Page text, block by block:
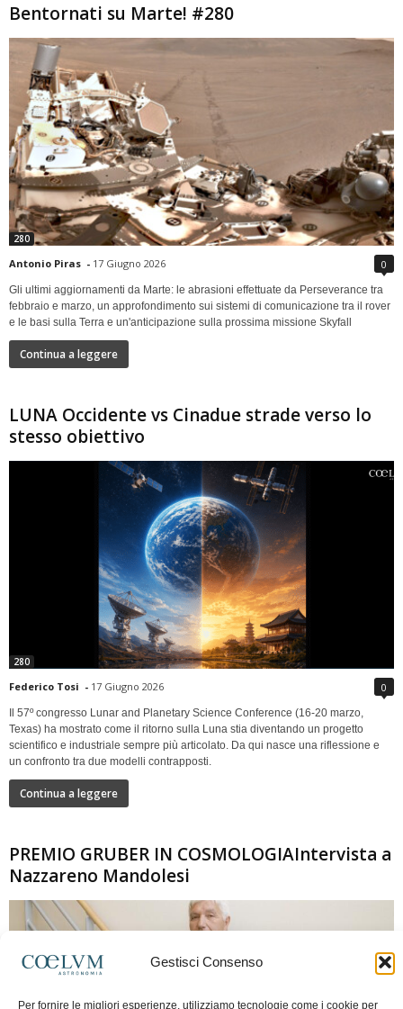
Gestisci Consenso
Per fornire le migliori esperienze, utilizziamo tecnologie come i cookie per
Bentornati su Marte! #280
280
Antonio Piras - 17 Giugno 2026 0
Gli ultimi aggiornamenti da Marte: le abrasioni effettuate da Perseverance tra
febbraio e marzo, un approfondimento sui sistemi di comunicazione tra il rover
e le basi sulla Terra e un'anticipazione sulla prossima missione Skyfall
Continua a leggere
LUNA Occidente vs Cinadue strade verso lo
stesso obiettivo
280
Federico Tosi - 17 Giugno 2026 0
Il 57º congresso Lunar and Planetary Science Conference (16-20 marzo,
Texas) ha mostrato come il ritorno sulla Luna stia diventando un progetto
scientifico e industriale sempre più articolato. Da qui nasce una riflessione e
un confronto tra due modelli contrapposti.
Continua a leggere
PREMIO GRUBER IN COSMOLOGIAIntervista a
Nazzareno Mandolesi